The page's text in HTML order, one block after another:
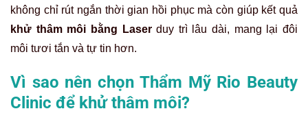
không chỉ rút ngắn thời gian hồi phục mà còn giúp kết quả
khử thâm môi bằng Laserduy trì lâu dài, mang lại đôi
môi tươi tắn và tự tin hơn.
Vì sao nên chọn Thẩm Mỹ Rio Beauty
Clinic để khử thâm môi?